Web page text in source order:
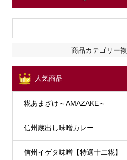
商品カテゴリー
人気商品
糀あまざけ～AMAZAKE～
信州蔵出し味噌カレー
信州イゲタ味噌【特選十二糀】